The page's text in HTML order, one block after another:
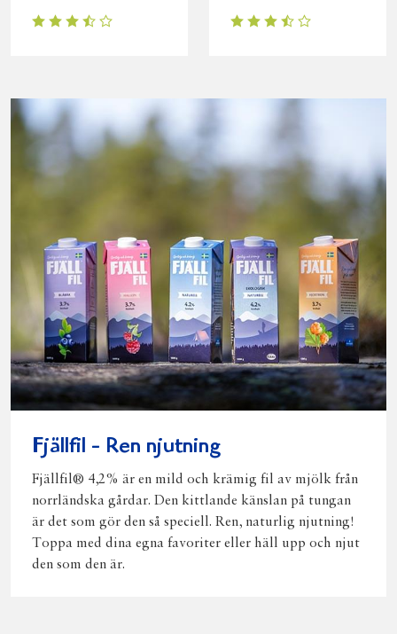
Fjällfil - Ren njutning
Fjällfil® 4,2% är en mild och krämig fil av mjölk från
norrländska gårdar. Den kittlande känslan på tungan
är det som gör den så speciell. Ren, naturlig njutning!
Toppa med dina egna favoriter eller häll upp och njut
den som den är.